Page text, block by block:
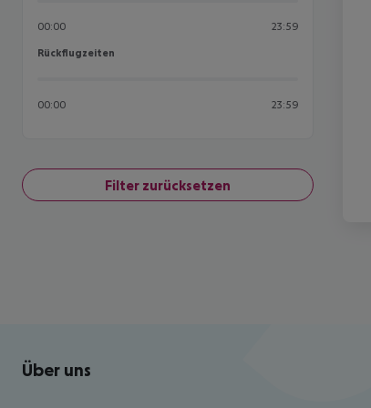
00:00 23:59
Rückflugzeiten
Rückflugzeiten
00:00 23:59
Filter zurücksetzen
Footer navigation
Über uns